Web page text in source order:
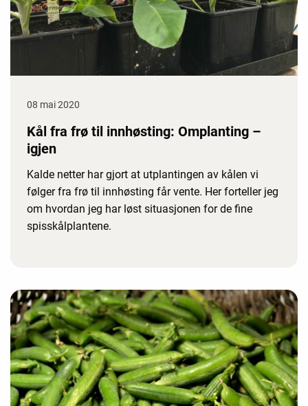
08 mai 2020
Kål fra frø til innhøsting: Omplanting –
igjen
Kalde netter har gjort at utplantingen av kålen vi
følger fra frø til innhøsting får vente. Her forteller jeg
om hvordan jeg har løst situasjonen for de fine
spisskålplantene.